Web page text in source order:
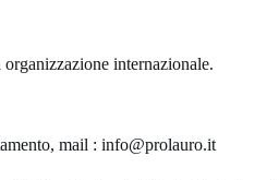
internazionale.
mail : info@prolauro.it